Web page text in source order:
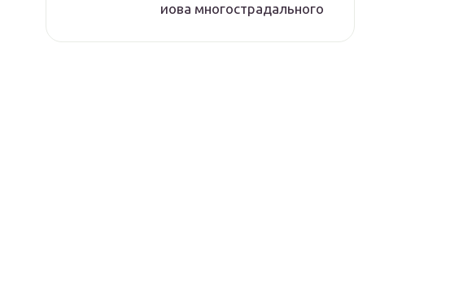
иова многострадального